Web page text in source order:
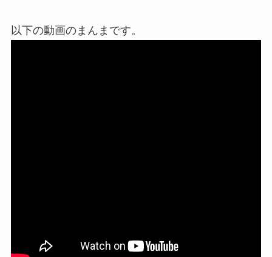
以下の動画のまんまです。